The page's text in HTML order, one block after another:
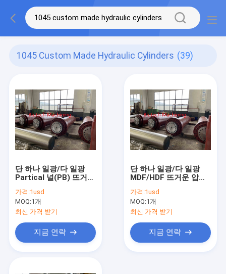
1045 Custom Made Hydraulic Cylinders (39)
단 하나 일광/다 일광
Partical 널(PB) 뜨거운
하나 활동 실린더
가격:1usd
MOQ:1개
최신 가격 받기
지금 연락
단 하나 일광/다 일광
MDF/HDF 뜨거운 압박
활동 실린더
가격:1usd
MOQ:1개
최신 가격 받기
지금 연락